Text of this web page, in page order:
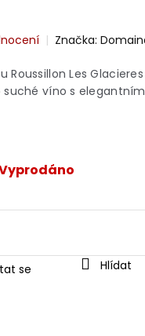
Značka:
Roussillon Les
suché víno s
se Hlídat